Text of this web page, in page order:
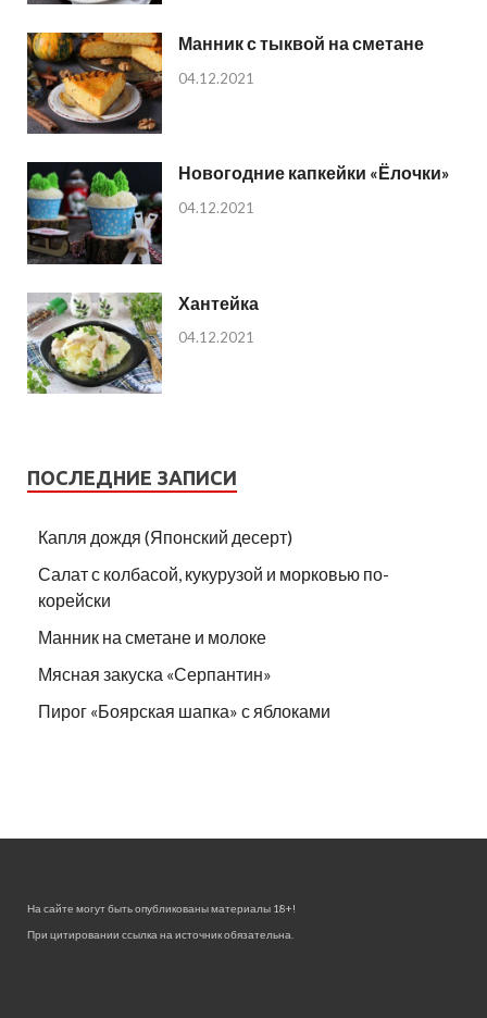
Манник с тыквой на сметане
04.12.2021
Новогодние капкейки «Ёлочки»
04.12.2021
Хантейка
04.12.2021
ПОСЛЕДНИЕ ЗАПИСИ
Капля дождя (Японский десерт)
Салат с колбасой, кукурузой и морковью по-
корейски
Манник на сметане и молоке
Мясная закуска «Серпантин»
Пирог «Боярская шапка» с яблоками
На сайте могут быть опубликованы материалы 18+!
При цитировании ссылка на источник обязательна.